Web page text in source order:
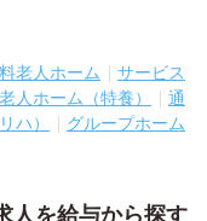
老人ホーム
サービス
人ホーム（特養）
通
ハ）
グループホーム
人を給与から探す